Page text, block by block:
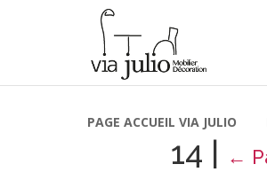
PAGE ACCUEIL VIA JULIO
14 | ←